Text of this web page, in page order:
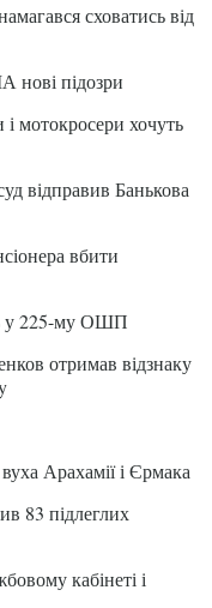
сховатись від
підозри
мотокросери хочуть
відправив Банькова
вбити
у 225-му ОШП
отримав відзнаку
Арахамії і Єрмака
83 підлеглих
кабінеті і